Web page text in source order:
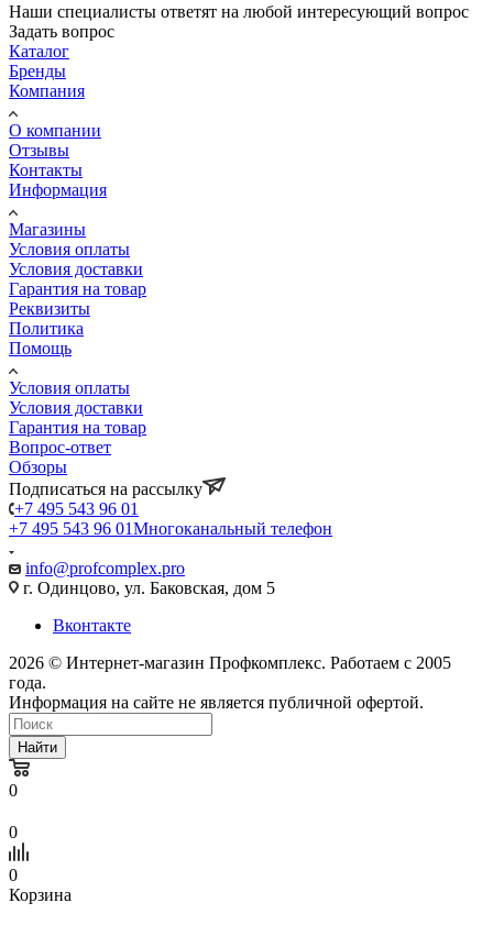
Наши специалисты ответят на любой интересующий вопрос
Задать вопрос
Каталог
Бренды
Компания
О компании
Отзывы
Контакты
Информация
Магазины
Условия оплаты
Условия доставки
Гарантия на товар
Реквизиты
Политика
Помощь
Условия оплаты
Условия доставки
Гарантия на товар
Вопрос-ответ
Обзоры
Подписаться на рассылку
+7 495 543 96 01
+7 495 543 96 01Многоканальный телефон
info@profcomplex.pro
г. Одинцово, ул. Баковская, дом 5
Вконтакте
2026 © Интернет-магазин Профкомплекс. Работаем с 2005
года.
Информация на сайте не является публичной офертой.
Найти
0
0
0
Корзина